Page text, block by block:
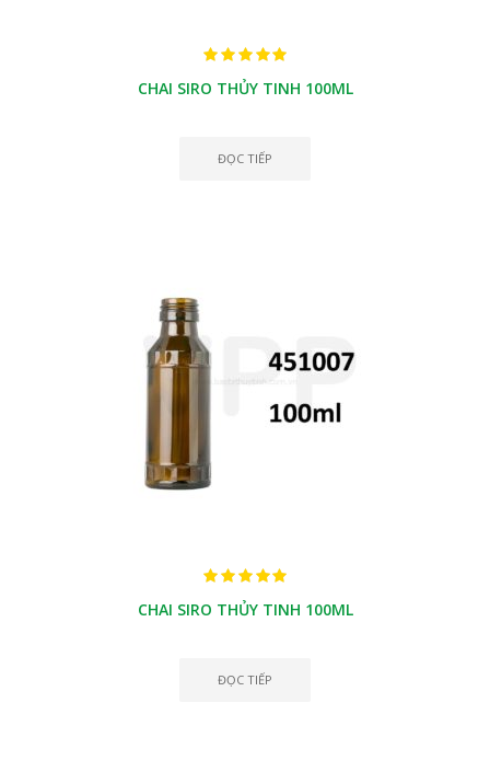
CHAI SIRO THỦY TINH 100ML
ĐỌC TIẾP
CHAI SIRO THỦY TINH 100ML
ĐỌC TIẾP